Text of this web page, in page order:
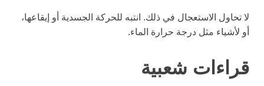
لا تحاول الاستعجال في ذلك. انتبه للحركة الجسدية أو إيقاعها،
أو لأشياء مثل درجة حرارة الماء.
قراءات شعبية